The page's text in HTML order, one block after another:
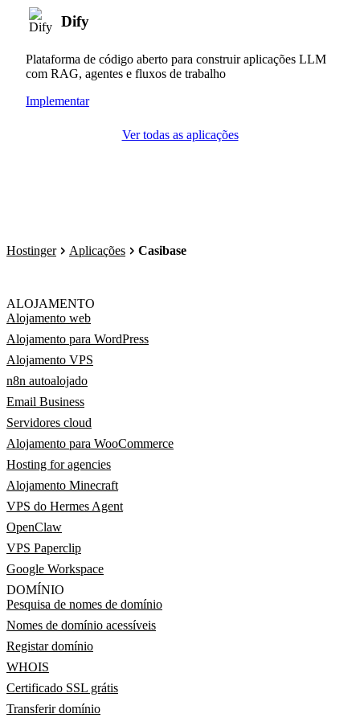
Dify
Plataforma de código aberto para construir aplicações LLM
com RAG, agentes e fluxos de trabalho
Implementar
Ver todas as aplicações
Hostinger Aplicações Casibase
ALOJAMENTO
Alojamento web
Alojamento para WordPress
Alojamento VPS
n8n autoalojado
Email Business
Servidores cloud
Alojamento para WooCommerce
Hosting for agencies
Alojamento Minecraft
VPS do Hermes Agent
OpenClaw
VPS Paperclip
Google Workspace
DOMÍNIO
Pesquisa de nomes de domínio
Nomes de domínio acessíveis
Registar domínio
WHOIS
Certificado SSL grátis
Transferir domínio